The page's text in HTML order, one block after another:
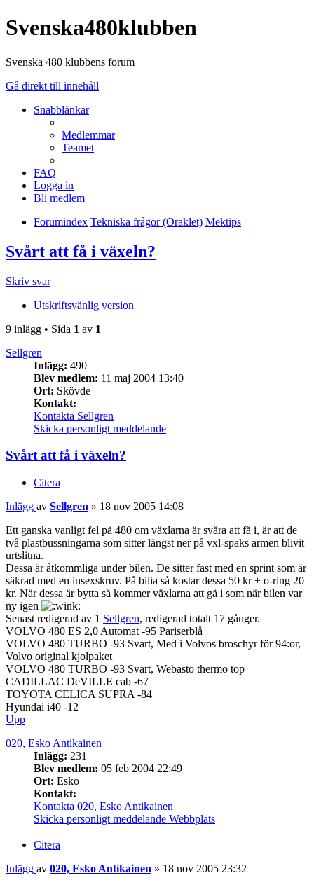
Svenska480klubben
Svenska 480 klubbens forum
Gå direkt till innehåll
Snabblänkar
Medlemmar
Teamet
FAQ
Logga in
Bli medlem
Forumindex Tekniska frågor (Oraklet) Mektips
Svårt att få i växeln?
Skriv svar
Utskriftsvänlig version
9 inlägg • Sida 1 av 1
Sellgren
Inlägg: 490
Blev medlem: 11 maj 2004 13:40
Ort: Skövde
Kontakt:
Kontakta Sellgren
Skicka personligt meddelande
Svårt att få i växeln?
Citera
Inlägg av Sellgren » 18 nov 2005 14:08
Ett ganska vanligt fel på 480 om växlarna är svåra att få i, är att de
två plastbussningarna som sitter längst ner på vxl-spaks armen blivit
urtslitna.
Dessa är åtkommliga under bilen. De sitter fast med en sprint som är
säkrad med en insexskruv. På bilia så kostar dessa 50 kr + o-ring 20
kr. När dessa är bytta så kommer växlarna att gå i som när bilen var
ny igen
Senast redigerad av 1 Sellgren, redigerad totalt 17 gånger.
VOLVO 480 ES 2,0 Automat -95 Pariserblå
VOLVO 480 TURBO -93 Svart, Med i Volvos broschyr för 94:or,
Volvo original kjolpaket
VOLVO 480 TURBO -93 Svart, Webasto thermo top
CADILLAC DeVILLE cab -67
TOYOTA CELICA SUPRA -84
Hyundai i40 -12
Upp
020, Esko Antikainen
Inlägg: 231
Blev medlem: 05 feb 2004 22:49
Ort: Esko
Kontakt:
Kontakta 020, Esko Antikainen
Skicka personligt meddelande Webbplats
Citera
Inlägg av 020, Esko Antikainen » 18 nov 2005 23:32